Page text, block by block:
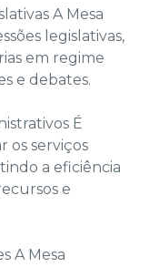
A Mesa
legislativas,
em regime
e debates.
É
os serviços
a eficiência
e
A Mesa